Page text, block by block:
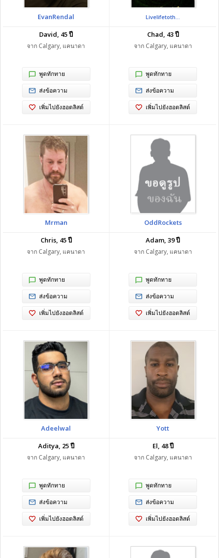
EvanRendal
David, 45 ปี
จาก Calgary, แคนาดา
พูดทักทาย
ส่งข้อความ
เพิ่มไปยังฮอตลิสต์
Livelifetoth...
Chad, 43 ปี
จาก Calgary, แคนาดา
พูดทักทาย
ส่งข้อความ
เพิ่มไปยังฮอตลิสต์
Mrman
Chris, 45 ปี
จาก Calgary, แคนาดา
พูดทักทาย
ส่งข้อความ
เพิ่มไปยังฮอตลิสต์
OddRockets
Adam, 39 ปี
จาก Calgary, แคนาดา
พูดทักทาย
ส่งข้อความ
เพิ่มไปยังฮอตลิสต์
Adeelwal
Aditya, 25 ปี
จาก Calgary, แคนาดา
พูดทักทาย
ส่งข้อความ
เพิ่มไปยังฮอตลิสต์
Yott
El, 48 ปี
จาก Calgary, แคนาดา
พูดทักทาย
ส่งข้อความ
เพิ่มไปยังฮอตลิสต์